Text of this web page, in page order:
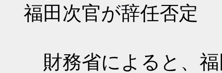
福田次官が辞任否定
財務省によると、福